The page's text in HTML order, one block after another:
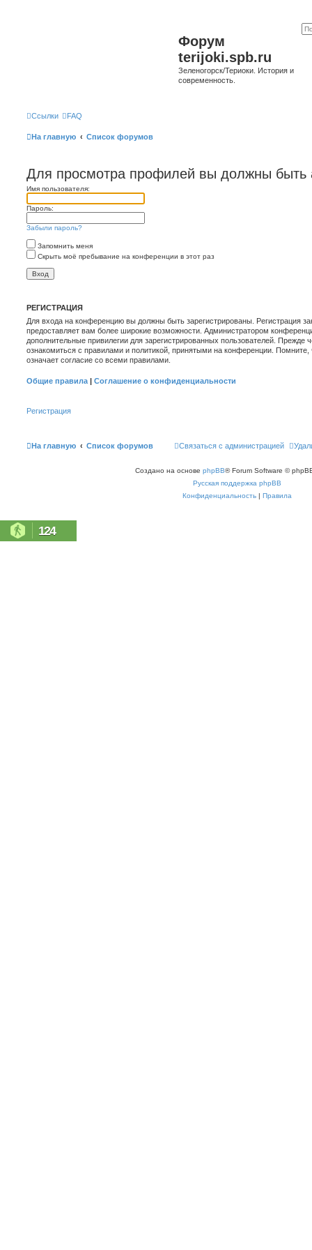
Форум
terijoki.spb.ru
Зеленогорск/Териоки. История и
современность.
Ссылки FAQ
На главную Список форумов
Для просмотра профилей вы должны быть
Имя пользователя:
Пароль:
Забыли пароль?
Запомнить меня
Скрыть моё пребывание на конференции в этот раз
РЕГИСТРАЦИЯ
Для входа на конференцию вы должны быть зарегистрированы. Регистрация
предоставляет вам более широкие возможности. Администратором
дополнительные привилегии для зарегистрированных пользователей. Прежде
ознакомиться с правилами и политикой, принятыми на конференции.
означает согласие со всеми правилами.
Общие правила | Соглашение о конфиденциальности
Регистрация
На главную Список форумов Связаться с администрацией
Создано на основе phpBB® Forum Software ©
Русская поддержка phpBB
Конфиденциальность | Правила
124